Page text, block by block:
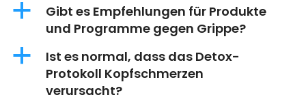
a
Gibt es Empfehlungen für Produkte
und Programme gegen Grippe?
a
Ist es normal, dass das Detox-
Protokoll Kopfschmerzen
verursacht?